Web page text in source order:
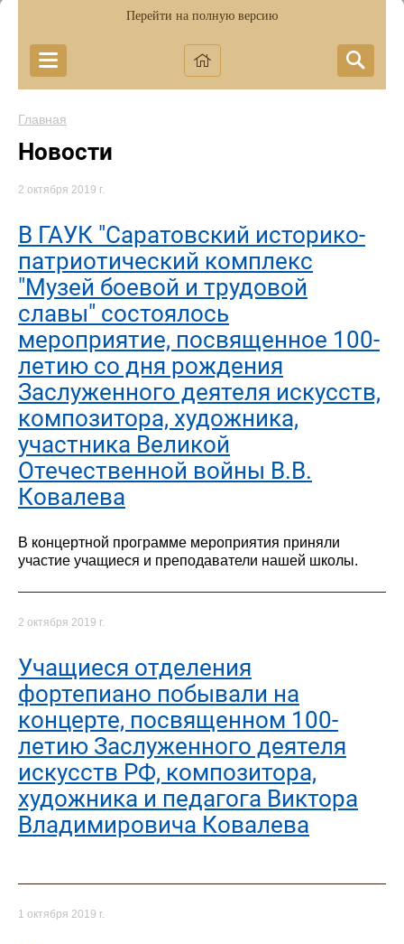
Перейти на полную версию
Главная
Новости
2 октября 2019 г.
В ГАУК "Саратовский историко-
патриотический комплекс
"Музей боевой и трудовой
славы" состоялось
мероприятие, посвященное 100-
летию со дня рождения
Заслуженного деятеля искусств,
композитора, художника,
участника Великой
Отечественной войны В.В.
Ковалева
В концертной программе мероприятия приняли
участие учащиеся и преподаватели нашей школы.
2 октября 2019 г.
Учащиеся отделения
фортепиано побывали на
концерте, посвященном 100-
летию Заслуженного деятеля
искусств РФ, композитора,
художника и педагога Виктора
Владимировича Ковалева
1 октября 2019 г.